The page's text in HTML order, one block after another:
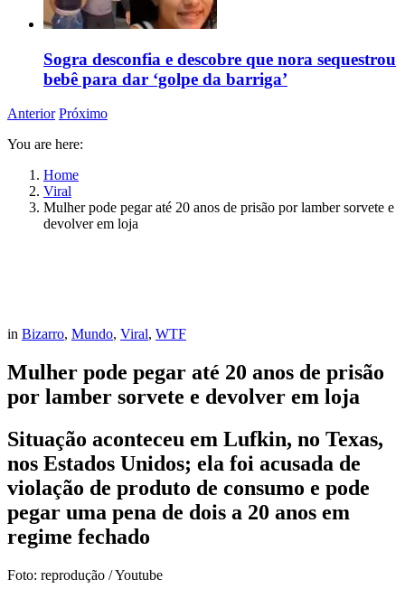
Sogra desconfia e descobre que nora sequestrou
bebê para dar ‘golpe da barriga’
Anterior Próximo
You are here:
Home
Viral
Mulher pode pegar até 20 anos de prisão por lamber sorvete e
devolver em loja
in Bizarro, Mundo, Viral, WTF
Mulher pode pegar até 20 anos de prisão
por lamber sorvete e devolver em loja
Situação aconteceu em Lufkin, no Texas,
nos Estados Unidos; ela foi acusada de
violação de produto de consumo e pode
pegar uma pena de dois a 20 anos em
regime fechado
Foto: reprodução / Youtube